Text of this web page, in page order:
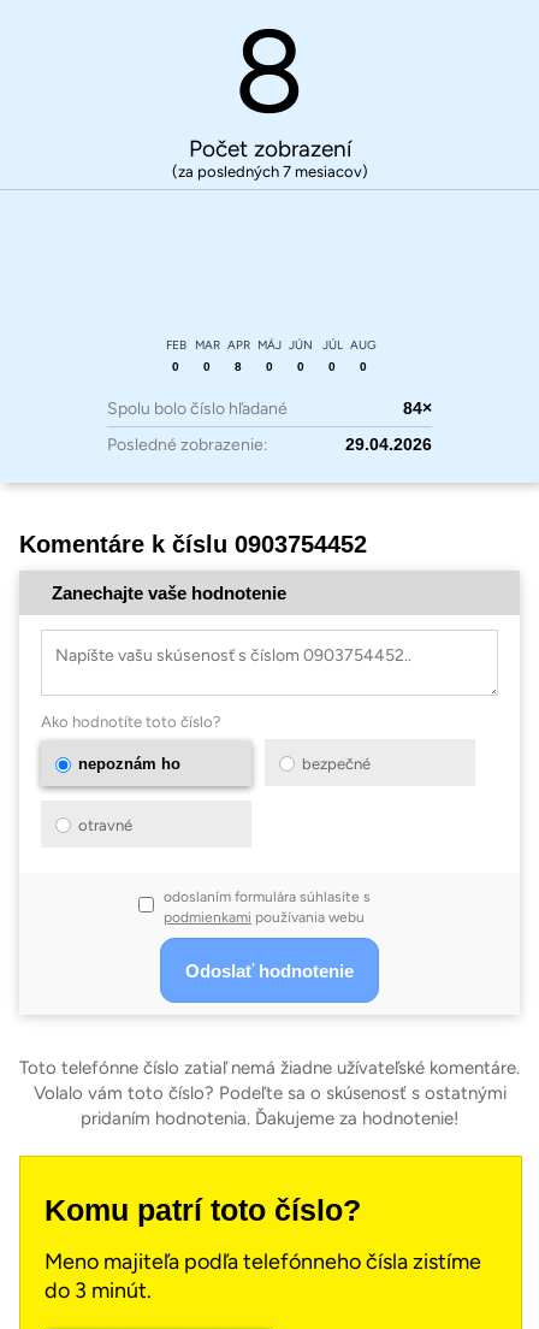
8
Počet zobrazení
(za posledných 7 mesiacov)
FEB
0
MAR
0
APR
8
MÁJ
0
JÚN
0
JÚL
0
AUG
0
Spolu bolo číslo hľadané 84×
Posledné zobrazenie: 29.04.2026
Komentáre k číslu 0903754452
Zanechajte vaše hodnotenie
Ako hodnotíte toto číslo?
nepoznám ho bezpečné
otravné
odoslaním formulára súhlasíte s
podmienkami používania webu
Toto telefónne číslo zatiaľ nemá žiadne užívateľské komentáre.
Volalo vám toto číslo? Podeľte sa o skúsenosť s ostatnými
pridaním hodnotenia. Ďakujeme za hodnotenie!
Komu patrí toto číslo?
Meno majiteľa podľa telefónneho čísla zistíme
do 3 minút.